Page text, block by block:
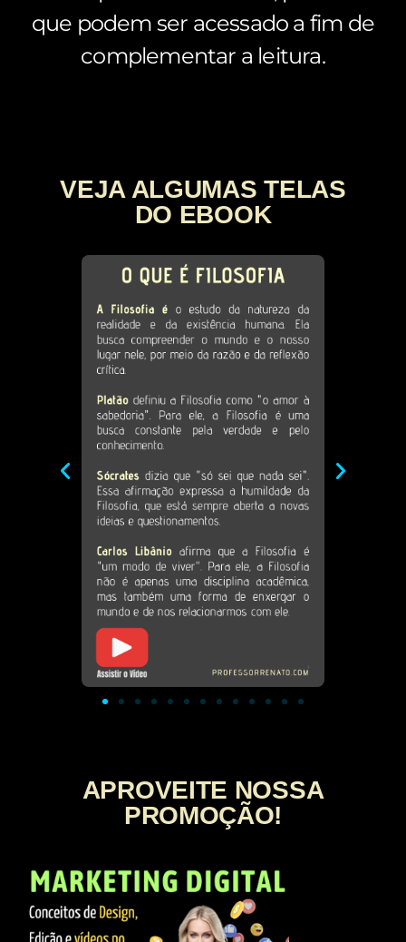
que podem ser acessado a fim de
complementar a leitura.
VEJA ALGUMAS TELAS
DO EBOOK
APROVEITE NOSSA
PROMOÇÃO!